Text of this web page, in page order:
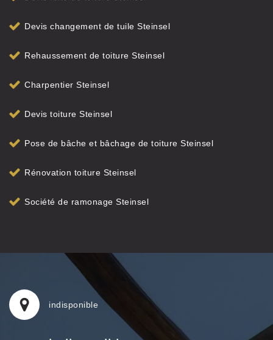
Devis changement de tuile Steinsel
Rehaussement de toiture Steinsel
Charpentier Steinsel
Devis toiture Steinsel
Pose de bâche et bâchage de toiture Steinsel
Rénovation toiture Steinsel
Société de ramonage Steinsel
indisponible